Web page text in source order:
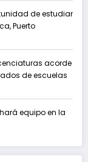
de estudiar
Puerto
acorde
de escuelas
equipo en la